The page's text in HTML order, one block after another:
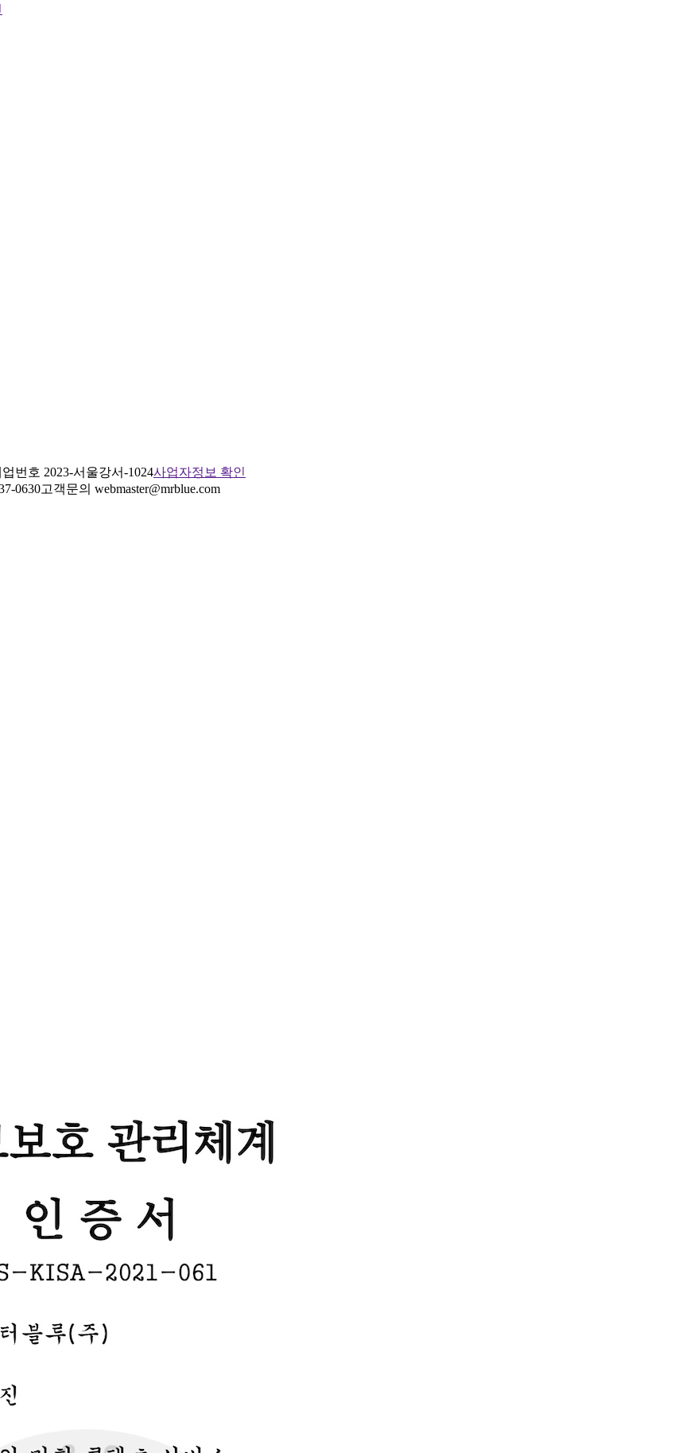
번호 2023-서울강서-1024사업자정보 확인
0630고객문의 webmaster@mrblue.com